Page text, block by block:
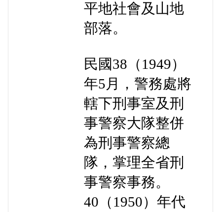
平地社會及山地
部落。
民國38（1949）
年5月，警務處將
轄下刑事室及刑
事警察大隊整併
為刑事警察總
隊，掌理全省刑
事警察事務。
40（1950）年代